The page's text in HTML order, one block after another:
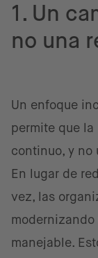
1. Un
no una
Un enfoque
permite que
continuo, y no
En lugar de
vez, las
manejable.